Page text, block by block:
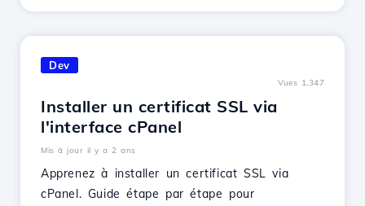
Dev
Vues 1,347
Installer un certificat SSL via
l'interface cPanel
Mis à jour il y a 2 ans
Apprenez à installer un certificat SSL via
cPanel. Guide étape par étape pour